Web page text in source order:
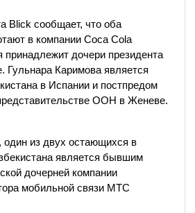
Blick сообщает, что оба
в компании Coca Cola
принадлежит дочери президента
Гульнара Каримова является
в Испании и постпредом
ООН в Женеве.
один из двух остающихся в
является бывшим
дочерней компании
мобильной связи МТС